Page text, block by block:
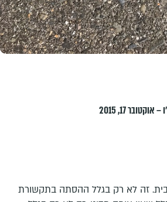
17, 2015
זה לא רק בגלל ההסתה בתקשורת